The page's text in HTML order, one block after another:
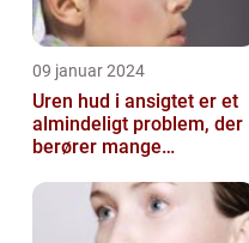
09 januar 2024
Uren hud i ansigtet er et
almindeligt problem, der
berører mange